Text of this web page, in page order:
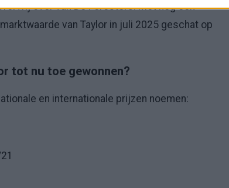
over van De Foresters. Met nog een
van Taylor in juli 2025 geschat op
tot nu toe gewonnen?
en internationale prijzen noemen: